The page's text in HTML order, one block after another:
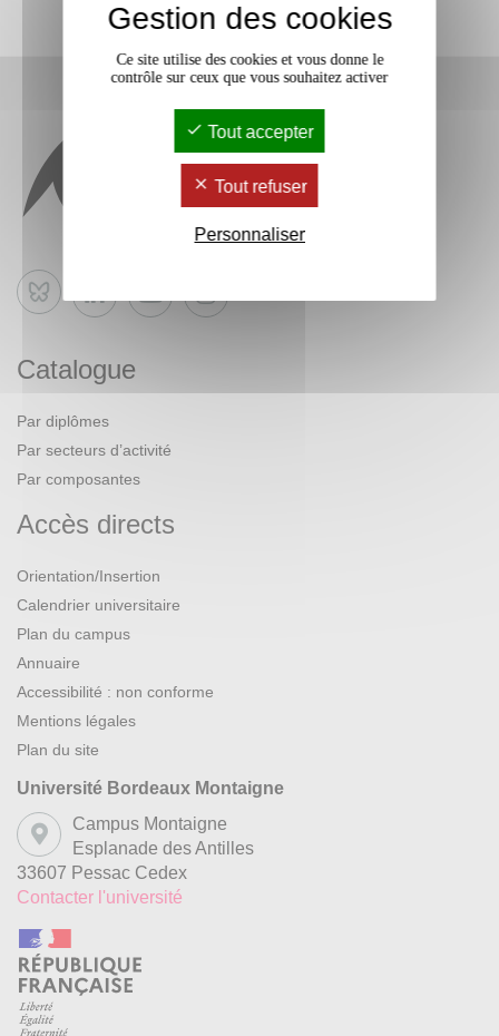
Bluesky
Catalogue
Par diplômes
Par secteurs d’activité
Par composantes
Accès directs
Orientation/Insertion
Calendrier universitaire
Plan du campus
Annuaire
Accessibilité : non conforme
Mentions légales
Plan du site
Université Bordeaux Montaigne
Campus Montaigne
Esplanade des Antilles
33607 Pessac Cedex
Contacter l'université
Gestion des cookies
Ce site utilise des cookies et vous donne le
contrôle sur ceux que vous souhaitez activer
Tout accepter
Tout refuser
Personnaliser